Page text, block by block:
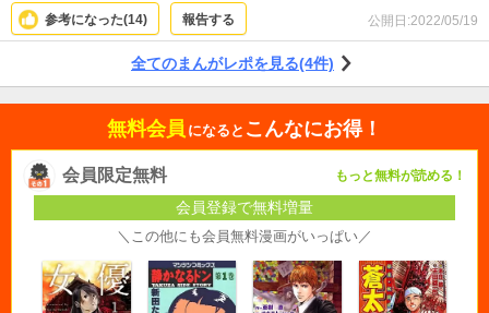
参考になった(14) 報告する 公開日:2022/05/19
全てのまんがレポを見る(4件)
無料会員 になると こんなにお得！
会員限定無料 もっと無料が読める！
会員登録で無料増量
＼この他にも会員無料漫画がいっぱい／